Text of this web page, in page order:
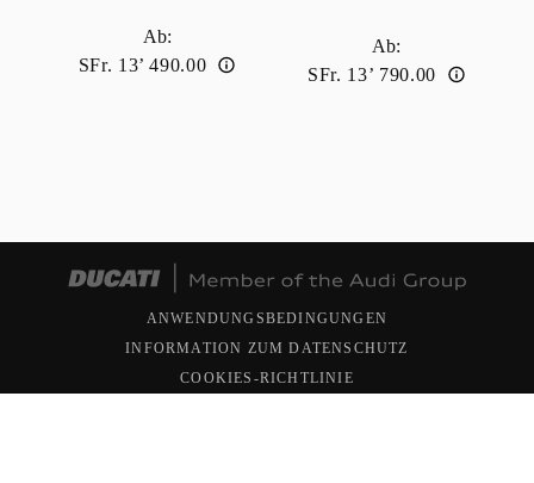
Ab:
SFr. 13’ 490.00
Ab:
SFr. 13’ 790.00
ANWENDUNGSBEDINGUNGEN
INFORMATION ZUM DATENSCHUTZ
COOKIES-RICHTLINIE